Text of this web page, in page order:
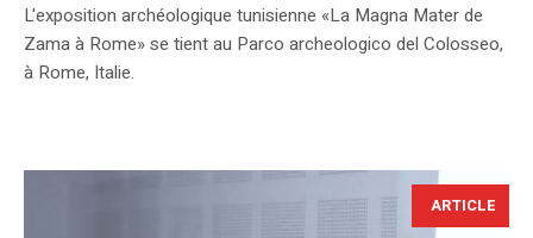
L'exposition archéologique tunisienne «La Magna Mater de
Zama à Rome» se tient au Parco archeologico del Colosseo,
à Rome, Italie.
ARTICLE